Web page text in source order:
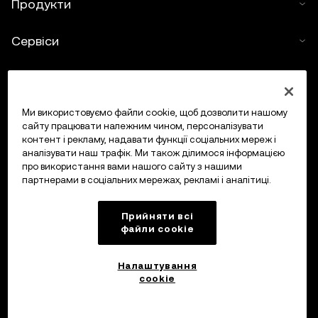
www.okx.com
Продукти
Сервіси
Купити криптовалюту
Калькулятор криптовалюти
Торгувати
Ми використовуємо файли cookie, щоб дозволити нашому
сайту працювати належним чином, персоналізувати
контент і рекламу, надавати функції соціальних мереж і
аналізувати наш трафік. Ми також ділимося інформацією
про використання вами нашого сайту з нашими
партнерами в соціальних мережах, рекламі і аналітиці.
Прийняти всі
файли сookie
Налаштування
cookie